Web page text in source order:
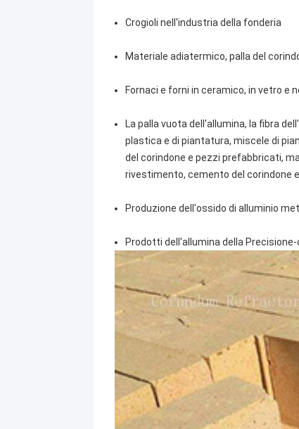
Crogioli nell'industria della fonderia
Materiale adiatermico, palla del
Fornaci e forni in ceramico, in vetro e
La palla vuota dell'allumina, la fibra
plastica e di piantatura, miscele di
del corindone e pezzi prefabbricati,
rivestimento, cemento del corindone
Produzione dell'ossido di alluminio
Prodotti dell'allumina della